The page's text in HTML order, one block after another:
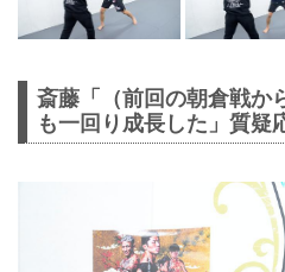
斎藤「（前回の朝倉戦か
も一回り成長した」質疑